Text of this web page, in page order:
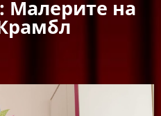
Малерите на